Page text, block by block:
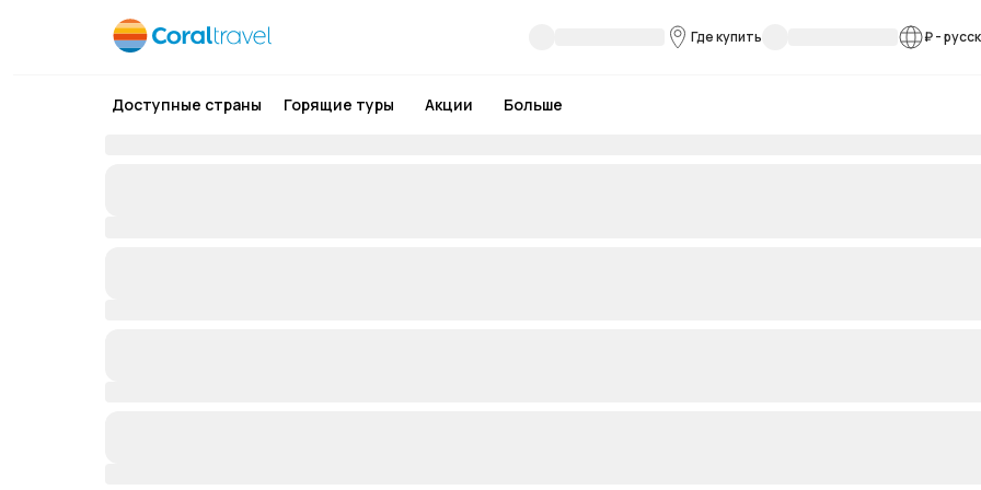
Где купить ₽-
Доступные страны Горящие туры Акции Больше